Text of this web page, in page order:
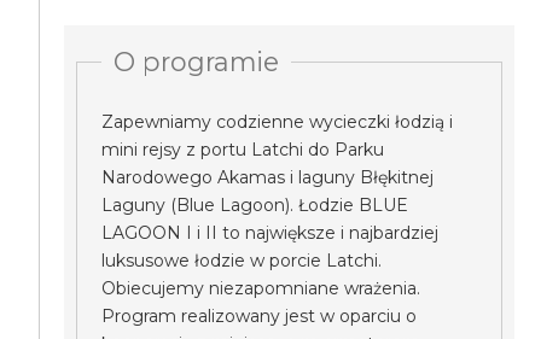
O programie
Zapewniamy codzienne wycieczki łodzią i
mini rejsy z portu Latchi do Parku
Narodowego Akamas i laguny Błękitnej
Laguny (Blue Lagoon). Łodzie BLUE
LAGOON I i II to największe i najbardziej
luksusowe łodzie w porcie Latchi.
Obiecujemy niezapomniane wrażenia.
Program realizowany jest w oparciu o